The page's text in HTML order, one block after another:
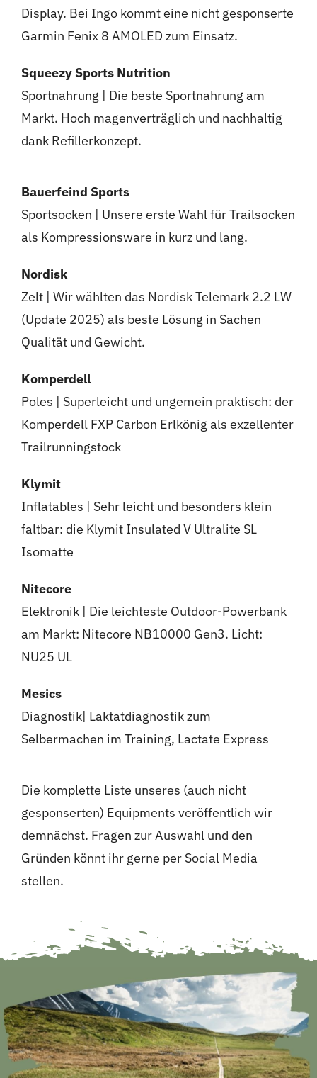
Display. Bei Ingo kommt eine nicht gesponserte
Garmin Fenix 8 AMOLED zum Einsatz.
Squeezy Sports Nutrition
Sportnahrung | Die beste Sportnahrung am
Markt. Hoch magenverträglich und nachhaltig
dank Refillerkonzept.
Bauerfeind Sports
Sportsocken | Unsere erste Wahl für Trailsocken
als Kompressionsware in kurz und lang.
Nordisk
Zelt | Wir wählten das Nordisk Telemark 2.2 LW
(Update 2025) als beste Lösung in Sachen
Qualität und Gewicht.
Komperdell
Poles | Superleicht und ungemein praktisch: der
Komperdell FXP Carbon Erlkönig als exzellenter
Trailrunningstock
Klymit
Inflatables | Sehr leicht und besonders klein
faltbar: die Klymit Insulated V Ultralite SL
Isomatte
Nitecore
Elektronik | Die leichteste Outdoor-Powerbank
am Markt: Nitecore NB10000 Gen3. Licht:
NU25 UL
Mesics
Diagnostik| Laktatdiagnostik zum
Selbermachen im Training, Lactate Express
Die komplette Liste unseres (auch nicht
gesponserten) Equipments veröffentlich wir
demnächst. Fragen zur Auswahl und den
Gründen könnt ihr gerne per Social Media
stellen.